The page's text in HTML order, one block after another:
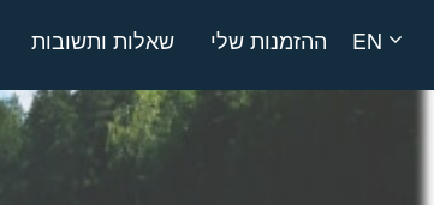
שאלות ותשובות ההזמנות שלי EN